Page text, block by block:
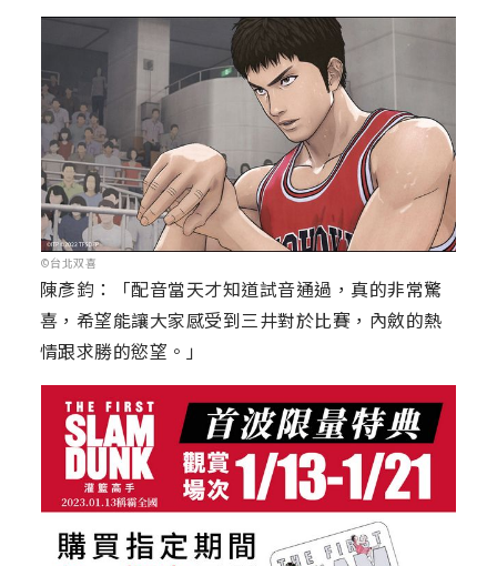
©台北双喜
陳彥鈞：「配音當天才知道試音通過，真的非常驚
喜，希望能讓大家感受到三井對於比賽，內斂的熱
情跟求勝的慾望。」